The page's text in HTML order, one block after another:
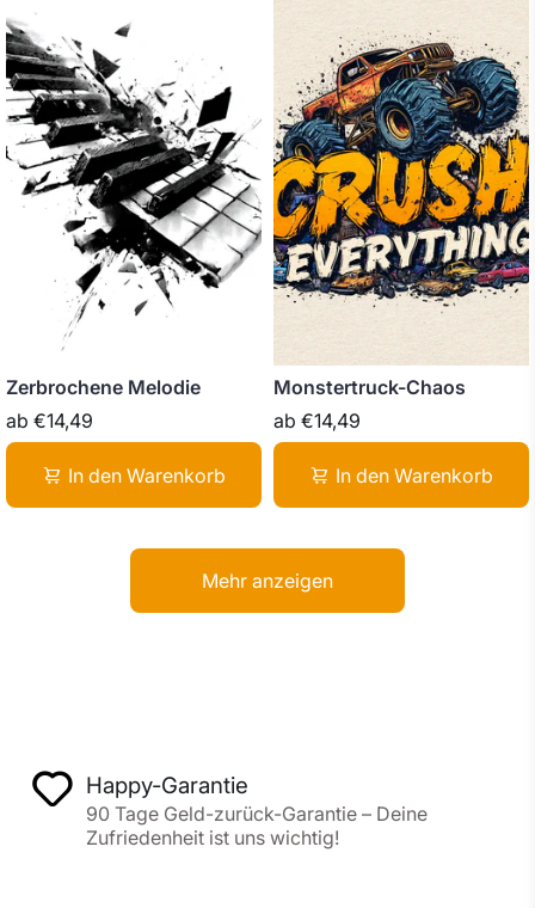
Zerbrochene Melodie
ab €14,49
In den Warenkorb
Monstertruck-Chaos
ab €14,49
In den Warenkorb
Mehr anzeigen
Happy-Garantie
90 Tage Geld-zurück-Garantie – Deine
Zufriedenheit ist uns wichtig!